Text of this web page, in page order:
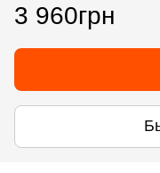
3 960грн